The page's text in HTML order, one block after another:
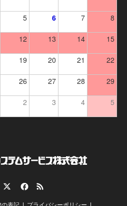
5 6 7 8
12 13 14 15
19 20 21 22
26 27 28 29
2 3 4 5